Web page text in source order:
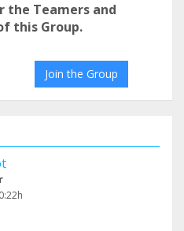
the Teamers and
this Group.
Join the Group